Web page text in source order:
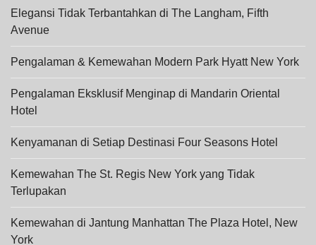
Elegansi Tidak Terbantahkan di The Langham, Fifth
Avenue
Pengalaman & Kemewahan Modern Park Hyatt New York
Pengalaman Eksklusif Menginap di Mandarin Oriental
Hotel
Kenyamanan di Setiap Destinasi Four Seasons Hotel
Kemewahan The St. Regis New York yang Tidak
Terlupakan
Kemewahan di Jantung Manhattan The Plaza Hotel, New
York